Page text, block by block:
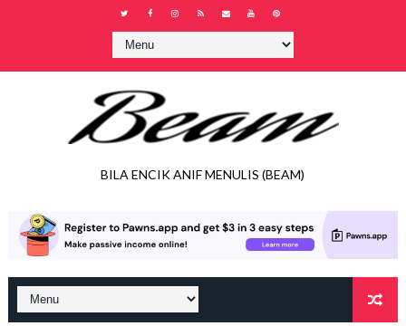
BILA ENCIK ANIF MENULIS (BEAM)